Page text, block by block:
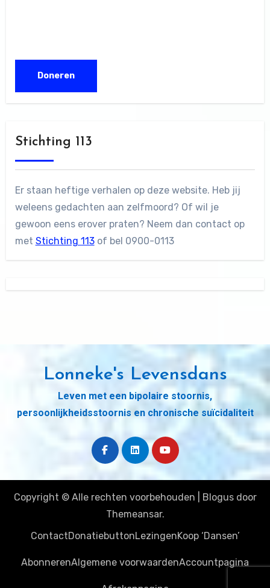
Stichting 113
Er staan heftige verhalen op deze website. Heb jij
weleens gedachten aan zelfmoord? Of wil je
gewoon eens erover praten? Neem dan contact op
met Stichting 113of bel 0900-0113
Lonneke's Levensdans
Leven met een bipolaire stoornis,
persoonlijkheidsstoornis en chronische suïcidaliteit
Copyright © Alle rechten voorbehouden Blogusdoor
Themeansar.
ContactDonatiebuttonLezingenKoop ‘Dansen’
AbonnerenAlgemene voorwaardenAccountpagina